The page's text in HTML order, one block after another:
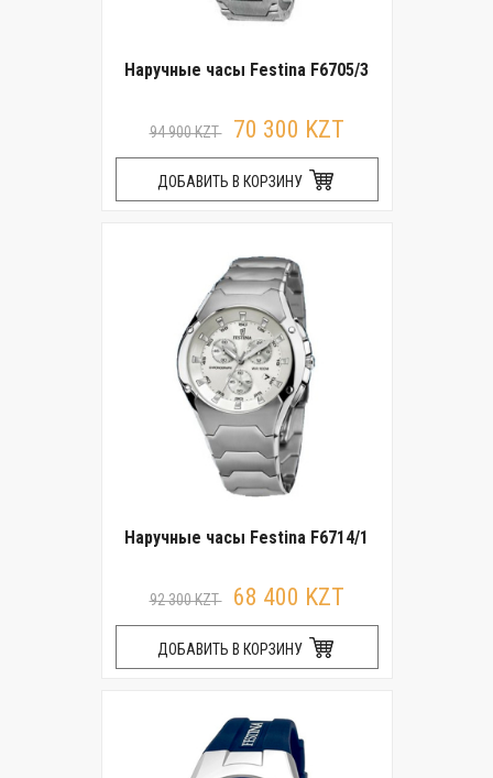
Наручные часы Festina F6705/3
94 900 KZT 70 300 KZT
ДОБАВИТЬ В КОРЗИНУ
Наручные часы Festina F6714/1
92 300 KZT 68 400 KZT
ДОБАВИТЬ В КОРЗИНУ